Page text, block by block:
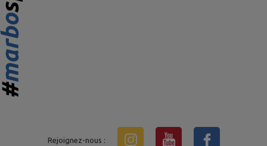
Rejoignez-nous :